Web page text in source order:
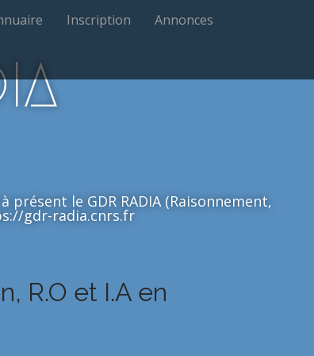
Inscription Annonces
le GDR RADIA (Raisonnement,
gdr-radia.cnrs.fr
R.O et I.A en